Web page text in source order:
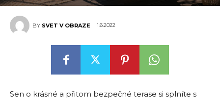
BY SVET V OBRAZE 1.6.2022
Sen o krásné a přitom bezpečné terase si splníte s